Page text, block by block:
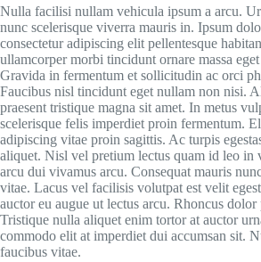
Nulla facilisi nullam vehicula ipsum a arcu.
nunc scelerisque viverra mauris in. Ipsum
consectetur adipiscing elit pellentesque
ullamcorper morbi tincidunt ornare massa eget
Gravida in fermentum et sollicitudin ac orci
Faucibus nisl tincidunt eget nullam non nisi.
praesent tristique magna sit amet. In metus
scelerisque felis imperdiet proin fermentum.
adipiscing vitae proin sagittis. Ac turpis
aliquet. Nisl vel pretium lectus quam id leo in
arcu dui vivamus arcu. Consequat mauris
vitae. Lacus vel facilisis volutpat est velit
auctor eu augue ut lectus arcu. Rhoncus
Tristique nulla aliquet enim tortor at auctor
commodo elit at imperdiet dui accumsan sit.
faucibus vitae.